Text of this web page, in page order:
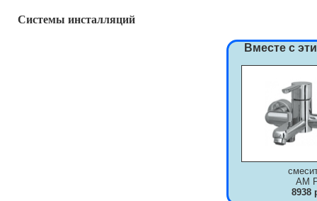
Системы инсталляций
Вместе с
AM
8938